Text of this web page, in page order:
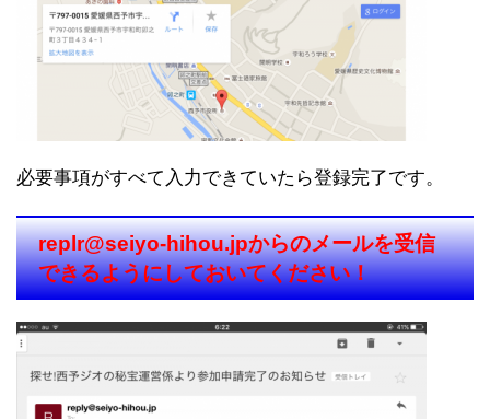
必要事項がすべて入力できていたら登録完了です。
replr@seiyo-hihou.jpからのメールを受信
できるようにしておいてください！